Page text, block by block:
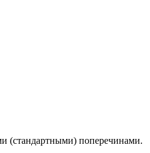
(стандартными) поперечинами.